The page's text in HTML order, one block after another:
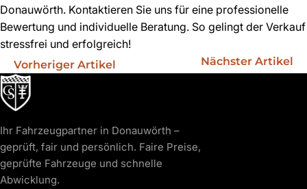
Donauwörth. Kontaktieren Sie uns für eine professionelle
Bewertung und individuelle Beratung. So gelingt der Verkauf
stressfrei und erfolgreich!
Vorheriger Artikel Nächster Artikel
Ihr Fahrzeugpartner in Donauwörth –
geprüft, fair und persönlich. Faire Preise,
geprüfte Fahrzeuge und schnelle
Abwicklung.